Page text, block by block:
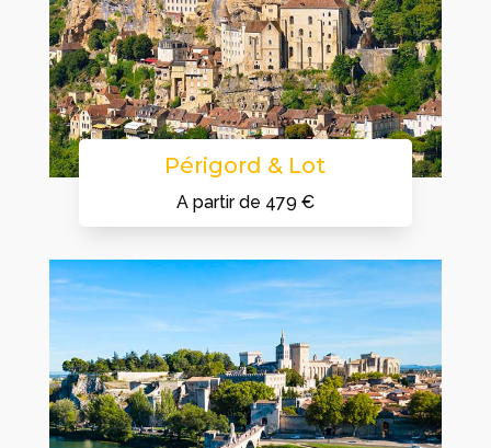
Périgord & Lot
A partir de 479 €